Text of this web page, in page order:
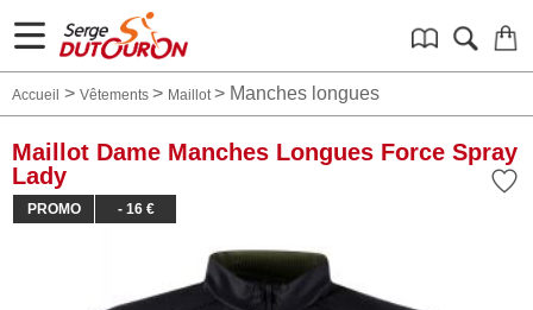
Accueil > Vêtements > Maillot > Manches longues
Maillot Dame Manches Longues Force Spray
Lady
PROMO - 16 €